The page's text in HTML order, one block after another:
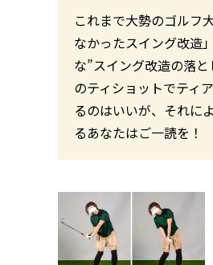
これまで大勢のゴルフ
なかったスイング改造
な”スイング改造の落
のティショットでティ
るのはいいが、それに
るあなたはご一読を！